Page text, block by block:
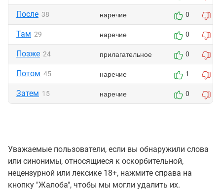
После 38 наречие 0
Там 29 наречие 0
Позже 24 прилагательное 0
Потом 45 наречие 1
Затем 15 наречие 0
Уважаемые пользователи, если вы обнаружили слова
или синонимы, относящиеся к оскорбительной,
нецензурной или лексике 18+, нажмите справа на
кнопку "Жалоба", чтобы мы могли удалить их.